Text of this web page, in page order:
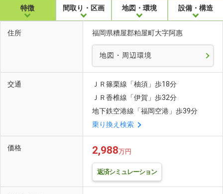
特徴 間取り・区画 地図・環境 設備・構造
住所 福岡県糟屋郡粕屋町大字阿惠
地図・周辺環境
交通
ＪＲ篠栗線「柚須」歩18分
ＪＲ香椎線「伊賀」歩32分
地下鉄空港線「福岡空港」歩39分
乗り換え検索
価格 2,988万円
返済シミュレーション